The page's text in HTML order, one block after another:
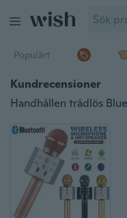
Populärt
Kundrecensioner